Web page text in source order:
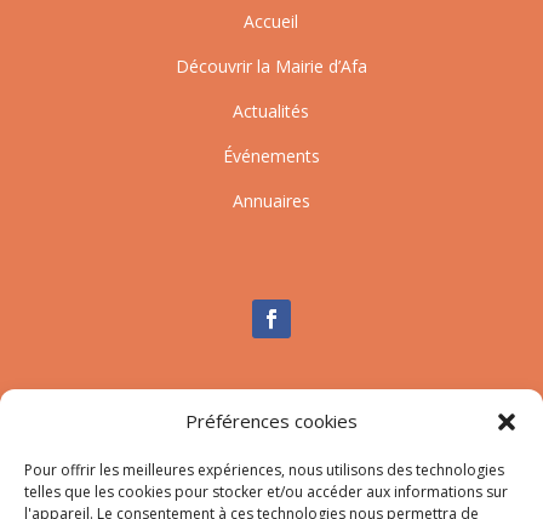
Préférences cookies
Pour offrir les meilleures expériences, nous utilisons des technologies
telles que les cookies pour stocker et/ou accéder aux informations sur
l'appareil. Le consentement à ces technologies nous permettra de
Accueil
Découvrir la Mairie d’Afa
Actualités
Événements
Annuaires
Nous contacter
Mail:secretariat-mairie@afa.corsica